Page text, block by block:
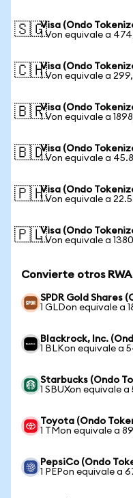
🇸🇬Visa (Ondo
1 Von equivale a
🇨🇭Visa (Ondo
1 Von equivale a
🇧🇷Visa (Ondo
1 Von equivale a
🇧🇩Visa (Ondo
1 Von equivale a
🇵🇭Visa (Ondo
1 Von equivale a
🇵🇱Visa (Ondo
1 Von equivale a
Convierte otros RWA
SPDR Gold Shares
1 GLDon equivale a
Blackrock, Inc.
1 BLKon equivale a
Starbucks (Ondo
1 SBUXon equivale a
Toyota (Ondo
1 TMon equivale a
PepsiCo (Ondo
1 PEPon equivale a